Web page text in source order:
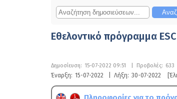
Εθελοντικό πρόγραμμα
Δημοσίευση: 15-07-2022 09:51 Προβολές: 633
Έναρξη: 15-07-2022 Λήξη: 30-07-2022